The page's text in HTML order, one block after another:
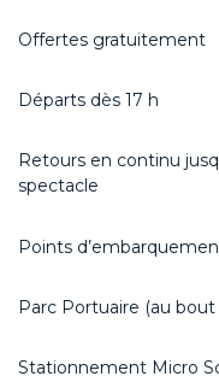
Offertes gratuitement
Départs dès 17 h
Retours en continu
spectacle
Points
Parc Portuaire (au
Stationnement Micro